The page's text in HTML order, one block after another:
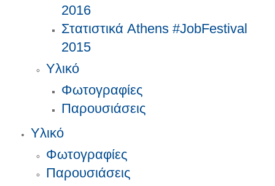
2016
Στατιστικά Athens #JobFestival
2015
Υλικό
Φωτογραφίες
Παρουσιάσεις
Υλικό
Φωτογραφίες
Παρουσιάσεις